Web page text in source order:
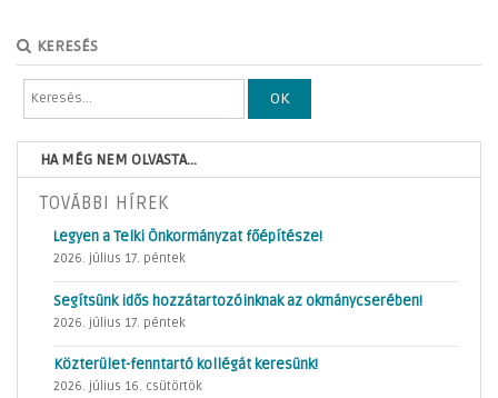
KERESÉS
OK
HA MÉG NEM OLVASTA...
TOVÁBBI HÍREK
Legyen a Telki Önkormányzat főépítésze!
2026. július 17. péntek
Segítsünk idős hozzátartozóinknak az okmánycserében!
2026. július 17. péntek
Közterület-fenntartó kollégát keresünk!
2026. július 16. csütörtök